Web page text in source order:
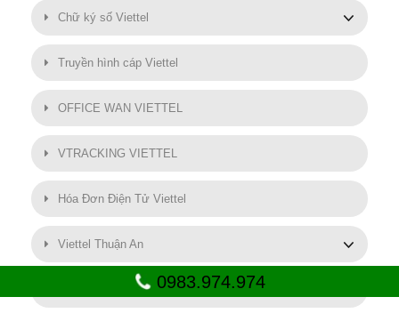
Chữ ký số Viettel
Truyền hình cáp Viettel
OFFICE WAN VIETTEL
VTRACKING VIETTEL
Hóa Đơn Điện Tử Viettel
Viettel Thuận An
SMART MOTOR VIETTEL0983.974.974